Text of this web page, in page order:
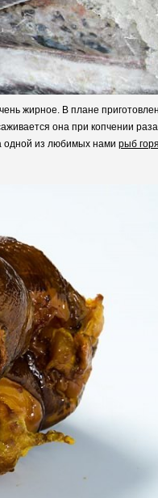
жирное. В плане
она при копчении
одной из любимых нами рыб